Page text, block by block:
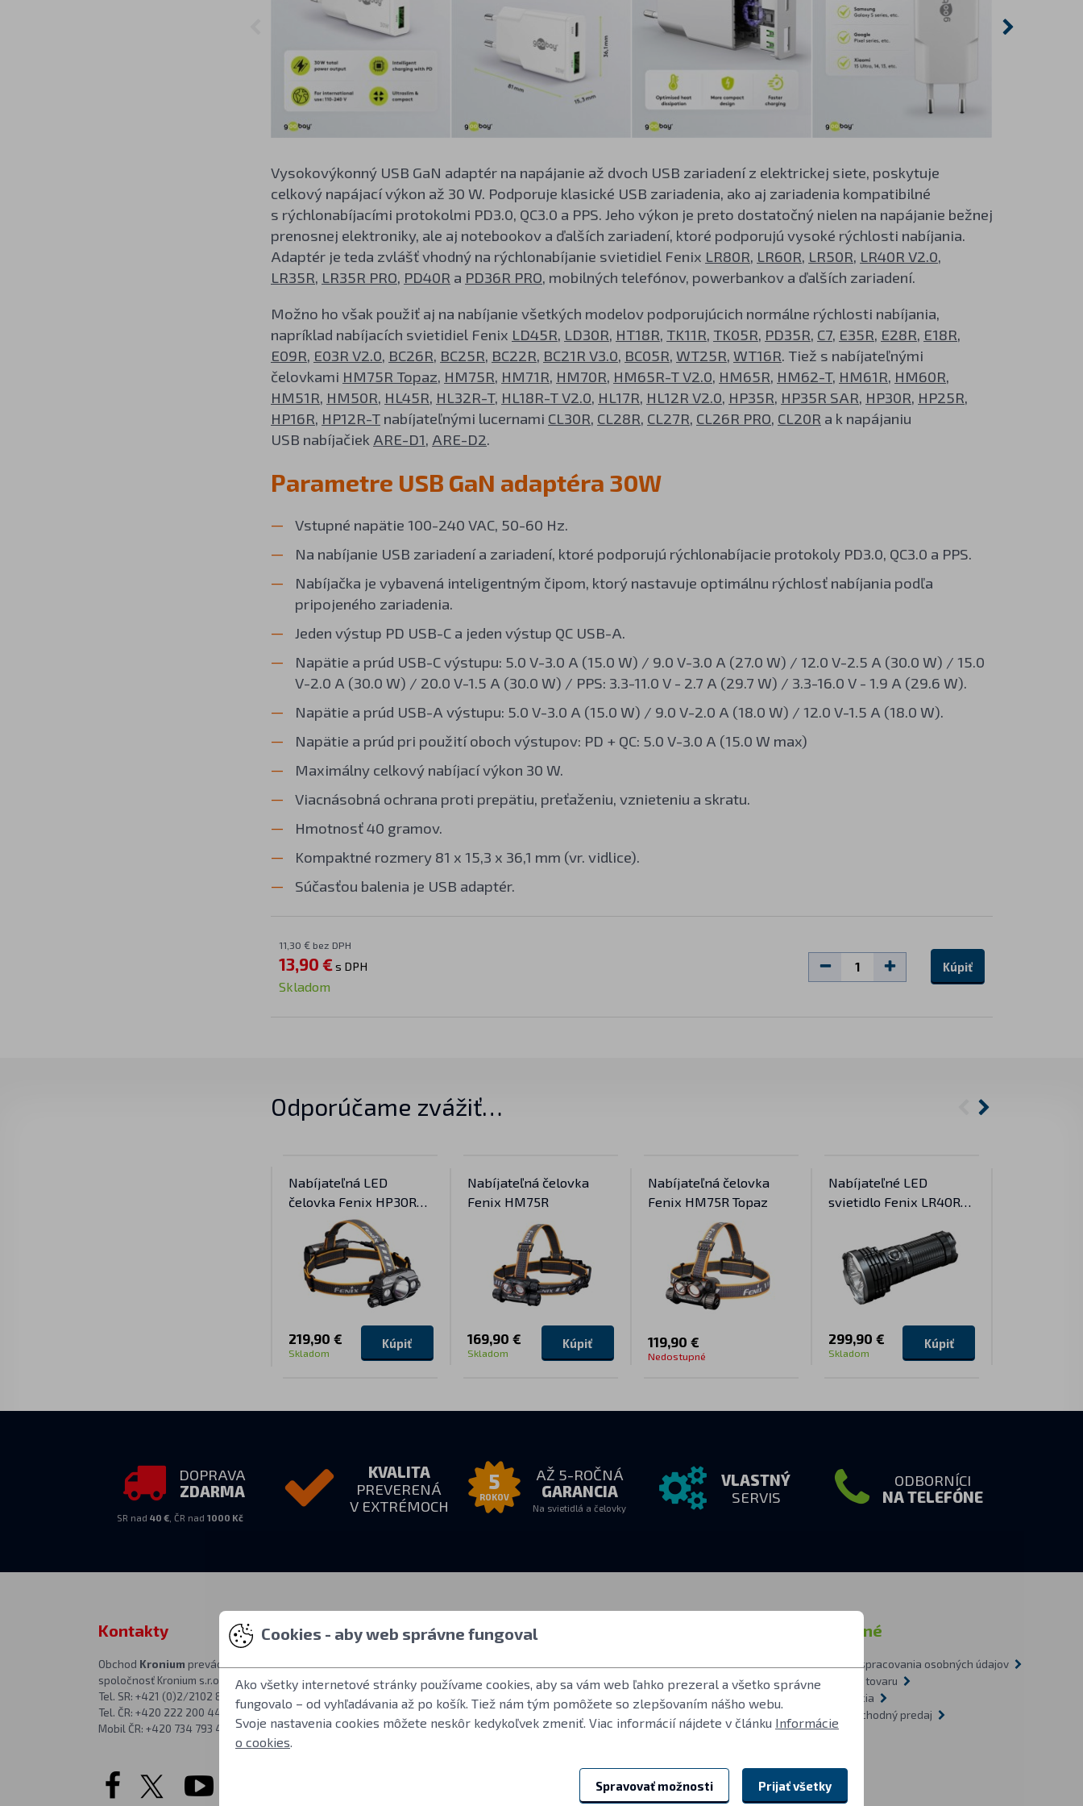
Vysokovýkonný USB GaN adaptér na napájanie až dvoch USB zariadení z elektrickej siete, poskytuje
celkový napájací výkon až 30 W. Podporuje klasické USB zariadenia, ako aj zariadenia kompatibilné
s rýchlonabíjacími protokolmi PD3.0, QC3.0 a PPS. Jeho výkon je preto dostatočný nielen na napájanie bežnej
prenosnej elektroniky, ale aj notebookov a ďalších zariadení, ktoré podporujú vysoké rýchlosti nabíjania.
Adaptér je teda zvlášť vhodný na rýchlonabíjanie svietidiel Fenix LR80R, LR60R, LR50R, LR40R V2.0,
LR35R, LR35R PRO, PD40R a PD36R PRO, mobilných telefónov, powerbankov a ďalších zariadení.
Možno ho však použiť aj na nabíjanie všetkých modelov podporujúcich normálne rýchlosti nabíjania,
napríklad nabíjacích svietidiel Fenix LD45R, LD30R, HT18R, TK11R, TK05R, PD35R, C7, E35R, E28R, E18R,
E09R, E03R V2.0, BC26R, BC25R, BC22R, BC21R V3.0, BC05R, WT25R, WT16R. Tiež s nabíjateľnými
čelovkami HM75R Topaz, HM75R, HM71R, HM70R, HM65R-T V2.0, HM65R, HM62-T, HM61R, HM60R,
HM51R, HM50R, HL45R, HL32R-T, HL18R-T V2.0, HL17R, HL12R V2.0, HP35R, HP35R SAR, HP30R, HP25R,
HP16R, HP12R-Tnabíjateľnými lucernami CL30R, CL28R, CL27R, CL26R PRO, CL20R a k napájaniu
USB nabíjačiek ARE-D1, ARE-D2.
Parametre USB GaN adaptéra 30W
Vstupné napätie 100-240 VAC, 50-60 Hz.
Na nabíjanie USB zariadení a zariadení, ktoré podporujú rýchlonabíjacie protokoly PD3.0, QC3.0 a PPS.
Nabíjačka je vybavená inteligentným čipom, ktorý nastavuje optimálnu rýchlosť nabíjania podľa
pripojeného zariadenia.
Jeden výstup PD USB-C a jeden výstup QC USB-A.
Napätie a prúd USB-C výstupu: 5.0 V-3.0 A (15.0 W) / 9.0 V-3.0 A (27.0 W) / 12.0 V-2.5 A (30.0 W) / 15.0
V-2.0 A (30.0 W) / 20.0 V-1.5 A (30.0 W) / PPS: 3.3-11.0 V - 2.7 A (29.7 W) / 3.3-16.0 V - 1.9 A (29.6 W).
Napätie a prúd USB-A výstupu: 5.0 V-3.0 A (15.0 W) / 9.0 V-2.0 A (18.0 W) / 12.0 V-1.5 A (18.0 W).
Napätie a prúd pri použití oboch výstupov: PD + QC: 5.0 V-3.0 A (15.0 W max)
Maximálny celkový nabíjací výkon 30 W.
Viacnásobná ochrana proti prepätiu, preťaženiu, vznieteniu a skratu.
Hmotnosť 40 gramov.
Kompaktné rozmery 81 x 15,3 x 36,1 mm (vr. vidlice).
Súčasťou balenia je USB adaptér.
11,30 € bez DPH
13,90 €s DPH
Skladom
Kúpiť
Odporúčame zvážiť…
Nabíjateľná LED
čelovka Fenix HP30R
219,90 €
Skladom
Kúpiť
Nabíjateľná čelovka
Fenix HM75R
169,90 €
Skladom
Kúpiť
Nabíjateľná čelovka
Fenix HM75R Topaz
119,90 €
Nedostupné
Nabíjateľné LED
svietidlo Fenix LR40R
299,90 €
Skladom
Kúpiť
DOPRAVA
ZDARMA
SR nad40 € , ČR nad1000 Kč
KVALITA
PREVERENÁ
V EXTRÉMOCH
5
ROKOV
AŽ 5-ROČNÁ
GARANCIA
Na svietidlá a čelovky
VLASTNÝ
SERVIS
ODBORNÍCI
NA TELEFÓNE
Kontakty
Obchod Kronium prevádzkuje
spoločnosť Kronium s.r.o.
Tel. SR: +421 (0)2/2102 8626
Tel. ČR: +420 222 200 444
Mobil ČR: +420 734 793 444
Zastihnete nás
Adresa predajne:
Kronium.cz
Rímská 20
Praha 2
Všetko o nákupe
Obchodné podmienky
Vrátenie tovaru
Záručné podmienky Fenix
Reklamácie a servis
Často kladené otázky
Norma ANSI FL 1-2009
LED použité vo svietidlách
Referencie
Ostatné
Zásady spracovania osobných údajov
Doprava tovaru
Recyklácia
Veľkoobchodný predaj
O nás
Cookies - aby web správne fungoval
Ako všetky internetové stránky používame cookies, aby sa vám web ľahko prezeral a všetko správne
fungovalo – od vyhľadávania až po košík. Tiež nám tým pomôžete so zlepšovaním nášho webu.
Svoje nastavenia cookies môžete neskôr kedykoľvek zmeniť. Viac informácií nájdete v článku Informácie
o cookies.
Spravovať možnosti Prijať všetky